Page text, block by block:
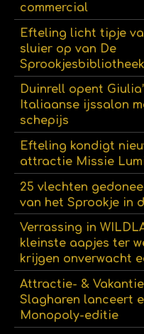
commercial
Efteling licht tipje
sluier op van De
Sprookjesbibliotheek
Duinrell opent
Italiaanse ijssalon
schepijs
Efteling kondigt
attractie Missie
25 vlechten
van het Sprookje in
Verrassing in
kleinste aapjes ter
krijgen onverwacht
Attractie- &
Slagharen lanceert
Monopoly-editie